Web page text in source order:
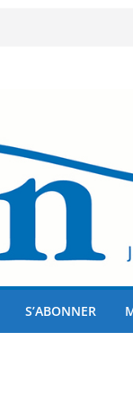
S’ABONNER